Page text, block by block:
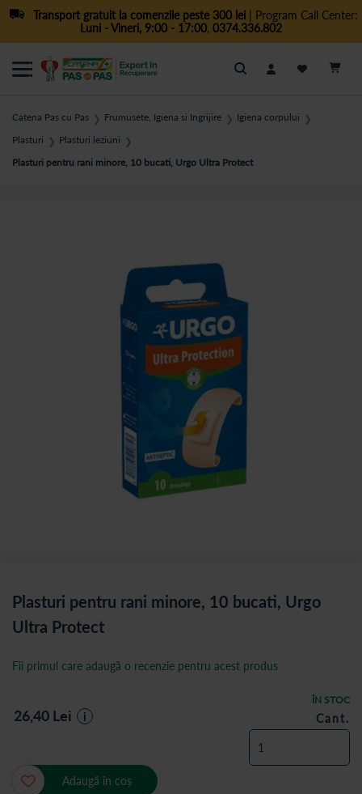
Transport gratuit la comenzile peste 300 lei| Program Call Center:
Luni - Vineri, 9:00 - 17:00, 0374.336.802
Cautare
Catena Pas cu Pas ❯ Frumusete, Igiena si Ingrijire ❯ Igiena corpului ❯
Plasturi ❯ Plasturi leziuni ❯
Plasturi pentru rani minore, 10 bucati, Urgo Ultra Protect
Plasturi pentru rani minore, 10 bucati, Urgo
Ultra Protect
ÎN STOC
Fii primul care adaugă o recenzie pentru acest produs
26,40 Lei i Cant.
Adaugă în coș